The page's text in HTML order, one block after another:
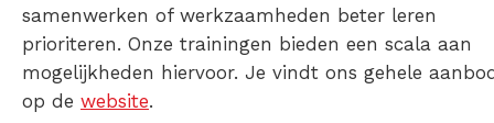
samenwerken of werkzaamheden beter leren
prioriteren. Onze trainingen bieden een scala aan
mogelijkheden hiervoor. Je vindt ons gehele
op de website.